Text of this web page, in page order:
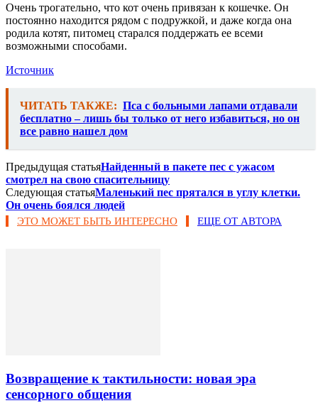
Очень трогательно, что кот очень привязан к кошечке. Он
постоянно находится рядом с подружкой, и даже когда она
родила котят, питомец старался поддержать ее всеми
возможными способами.
Источник
ЧИТАТЬ ТАКЖЕ: Пса с больными лапами отдавали
бесплатно – лишь бы только от него избавиться, но он
все равно нашел дом
Предыдущая статьяНайденный в пакете пес с ужасом
смотрел на свою спасительницу
Следующая статьяМаленький пес прятался в углу клетки.
Он очень боялся людей
ЭТО МОЖЕТ БЫТЬ ИНТЕРЕСНО ЕЩЕ ОТ АВТОРА
Возвращение к тактильности: новая эра
сенсорного общения